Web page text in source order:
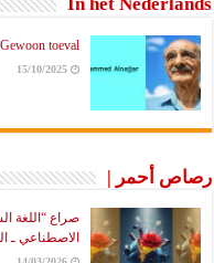
Gewoon toeval
15/10/2025
رصاص أحمر |
صراع “اللغة
الاصطناعي ـ